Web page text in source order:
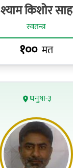
श्याम किशोर साह
स्वतन्त्र
१०० मत
धनुषा-३